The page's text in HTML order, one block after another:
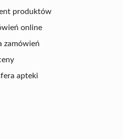
produktów
online
zamówień
apteki